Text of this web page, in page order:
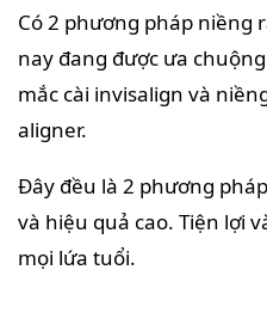
Có 2 phương pháp niềng
nay đang được ưa
mắc cài invisalign và
aligner.
Đây đều là 2 phương
và hiệu quả cao. Tiện lợi
mọi lứa tuổi.